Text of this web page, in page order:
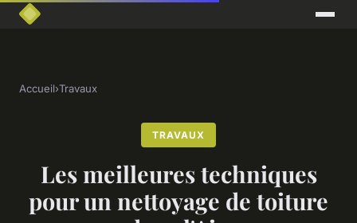
Accueil›Travaux
TRAVAUX
Les meilleures techniques
pour un nettoyage de toiture